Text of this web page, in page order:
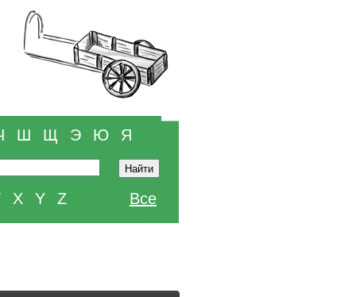
Ш Щ Э Ю Я
X Y Z Все